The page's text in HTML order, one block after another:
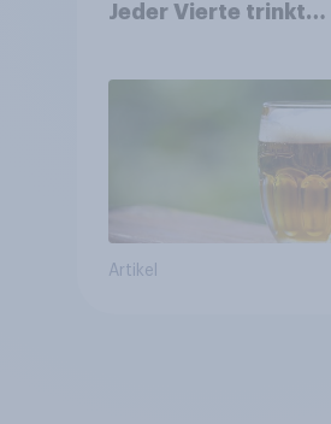
Jeder Vierte trinkt
wächst um über 23
Artikel